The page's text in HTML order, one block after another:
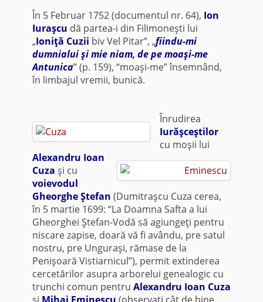
În 5 Februar 1752 (documentul nr. 64), Ion
Iuraşcu dă partea-i din Filimoneşti lui
„Ioniţă Cuzii biv Vel Pitar”, „fiindu-mi
dumnialui şi mie niam, de pe moaşi-me
Antunica” (p. 159), “moaşi-me” însemnând,
în limbajul vremii, bunică.
Înrudirea
Iurăşceştilor
cu moşii lui
Alexandru Ioan
Cuza şi cu
voievodul
Gheorghe Ştefan (Dumitraşcu Cuza cerea,
în 5 martie 1699: “La Doamna Safta a lui
Gheorghei Ştefan-Vodă să agiungeţi pentru
niscare zapise, doară vă fi avându, pre satul
nostru, pre Unguraşi, rămase de la
Penişoară Vistiarnicul”), permit extinderea
cercetărilor asupra arborelui genealogic cu
trunchi comun pentru Alexandru Ioan Cuza